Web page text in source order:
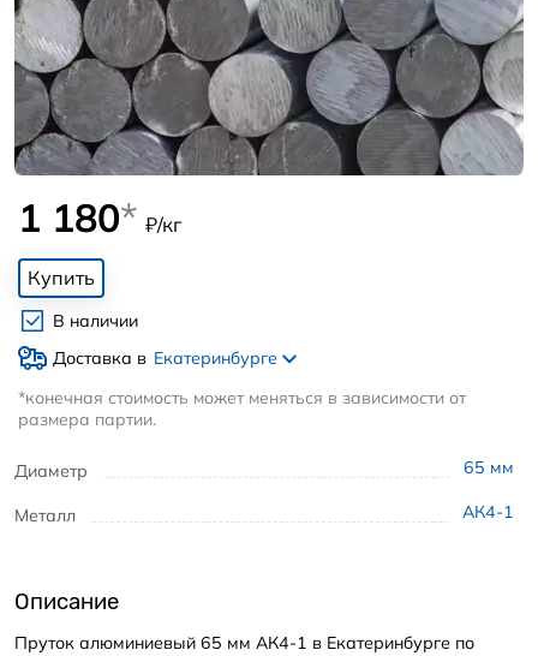
Диаметр 65 мм
Металл АК4-1
1 180* ₽/кг
Купить
В наличии
Доставка в Екатеринбурге
*конечная стоимость может меняться в зависимости от
размера партии.
Описание
Пруток алюминиевый 65 мм АК4-1 в Екатеринбурге по